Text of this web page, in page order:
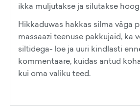
ikka muljutakse ja silutakse
Hikkaduwas hakkas silma väga
massaazi teenuse pakkujaid, ka
siltidega- loe ja uuri kindlasti
kommentaare, kuidas antud
kui oma valiku teed.